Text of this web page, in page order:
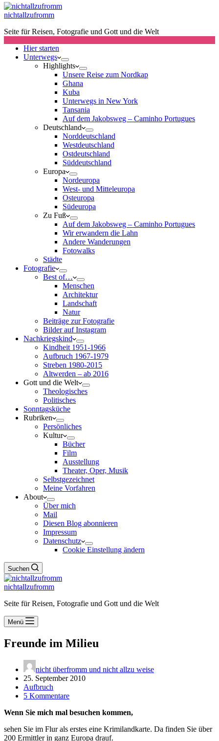
nichtallzufromm
Seite für Reisen, Fotografie und Gott und die Welt
Hier starten
Unterwegs
Highlights
Unsere Reise zum Nordkap
Ghana
Kuba
Unterwegs in New York
Tansania
Auf dem Jakobsweg – Caminho Portugues
Deutschland
Norddeutschland
Westdeutschland
Ostdeutschland
Süddeutschland
Europa
Nordeuropa
West- und Mitteleuropa
Osteuropa
Südeuropa
Zu Fuß
Auf dem Jakobsweg – Caminho Portugues
Wir erwandern die Lahn
Andere Wanderungen
Fotowalks
Städte
Fotografie
Best of…
Menschen
Architektur
Landschaft
Natur
Beiträge zur Fotografie
Bilder auf Instagram
Nachkriegskind
Kindheit 1951-1966
Aufbruch 1967-1979
Streben 1980-2015
Altwerden – ab 2016
Gott und die Welt
Theologisches
Politisches
Sonntagsküche
Rubriken
Persönliches
Kultur
Bücher
Film
Ausstellung
Theater, Oper, Musik
Selbstgezeichnet
Meine Vorfahren
About
Über mich
Mail
Diesen Blog abonnieren
Impressum
Datenschutz
Cookie Einstellung ändern
Suchen
nichtallzufromm
Seite für Reisen, Fotografie und Gott und die Welt
Menü
Freunde im Milieu
nicht überfromm und nicht allzu weise
25. September 2010
Aufbruch
5 Kommentare
Wenn Sie mich mal besuchen kommen,
sehen Sie im Flur als erstes eine Krimilandkarte. Da finden Sie über
200 Ermittler in ganz Europa drauf.